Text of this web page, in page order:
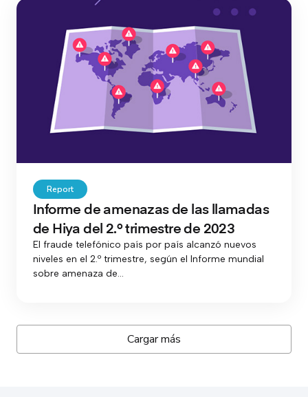
Report
Informe de amenazas de las llamadas
de Hiya del 2.º trimestre de 2023
El fraude telefónico país por país alcanzó nuevos
niveles en el 2.º trimestre, según el Informe mundial
sobre amenaza de...
Cargar más